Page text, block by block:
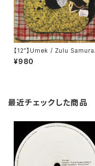
【12”】Umek / Zulu Samurai
(Recon Warriors) (RW1)
¥980
最近チェックした商品